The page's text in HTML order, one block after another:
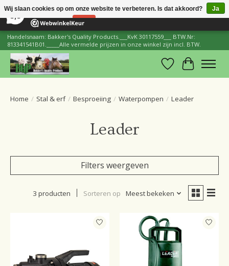
206 Reviews ×
Handelsnaam: Bakker's Quality Products.___KvK 30117559___ BTW.Nr:
813341541B01._____Alle vermelde prijzen in onze winkel zijn incl. BTW.
Verlanglijst
Home / Stal & erf / Besproeiing / Waterpompen / Leader
Leader
Filters weergeven
3 producten Sorteren op Meest bekeken
Wij slaan cookies op om onze website te verbeteren. Is dat akkoord?
Ja
Nee